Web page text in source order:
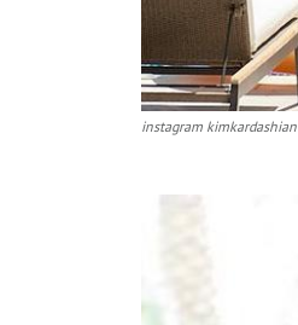
instagram kimkardashian